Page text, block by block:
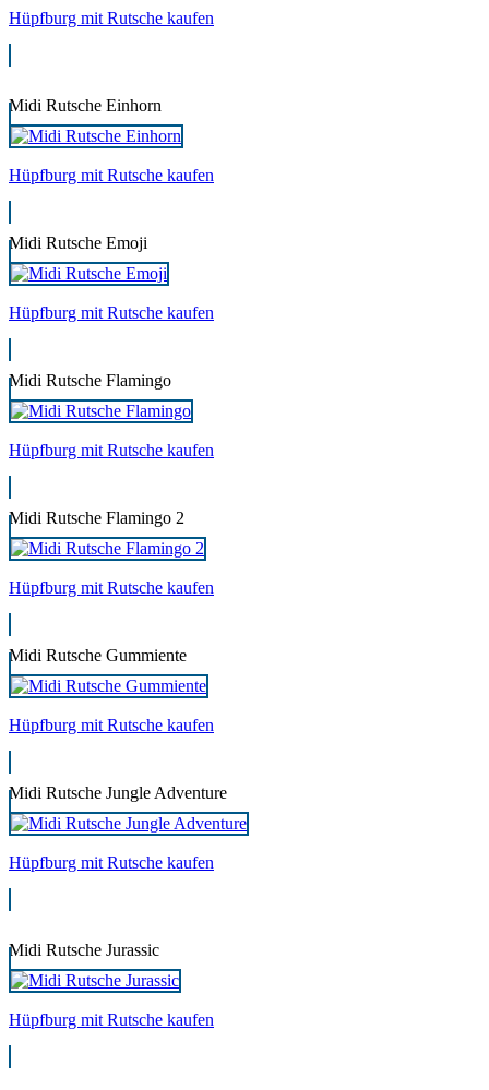
Hüpfburg mit Rutsche kaufen
Midi Rutsche Einhorn
Hüpfburg mit Rutsche kaufen
Midi Rutsche Emoji
Hüpfburg mit Rutsche kaufen
Midi Rutsche Flamingo
Hüpfburg mit Rutsche kaufen
Midi Rutsche Flamingo 2
Hüpfburg mit Rutsche kaufen
Midi Rutsche Gummiente
Hüpfburg mit Rutsche kaufen
Midi Rutsche Jungle Adventure
Hüpfburg mit Rutsche kaufen
Midi Rutsche Jurassic
Hüpfburg mit Rutsche kaufen